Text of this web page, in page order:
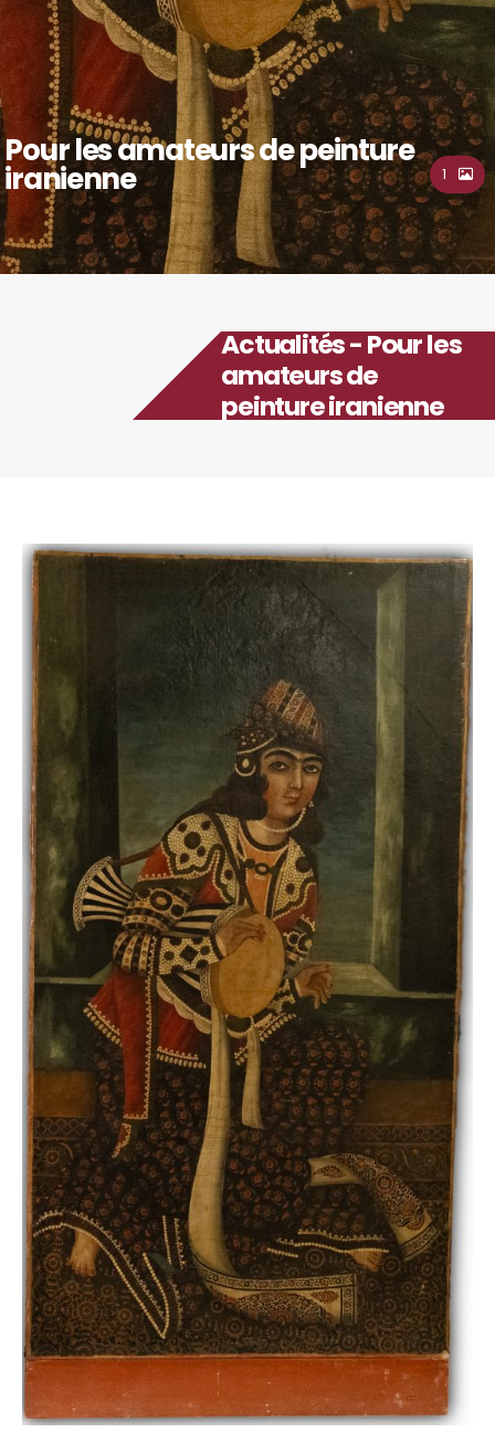
Pour les amateurs de peinture
iranienne 1
Actualités - Pour les
amateurs de
peinture iranienne